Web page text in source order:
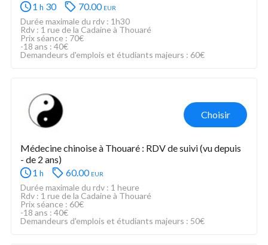
1 h 30 70.00 eur
Durée maximale du rdv : 1h30
Rdv : 1 rue de la Cadaine à Thouaré
Prix séance : 70€
-18 ans : 40€
Demandeurs d'emplois et étudiants majeurs : 60€
Choisir
Médecine chinoise à Thouaré : RDV de suivi (vu depuis
- de 2 ans)
1 h 60.00 eur
Durée maximale du rdv : 1 heure
Rdv : 1 rue de la Cadaine à Thouaré
Prix séance : 60€
-18 ans : 40€
Demandeurs d'emplois et étudiants majeurs : 50€